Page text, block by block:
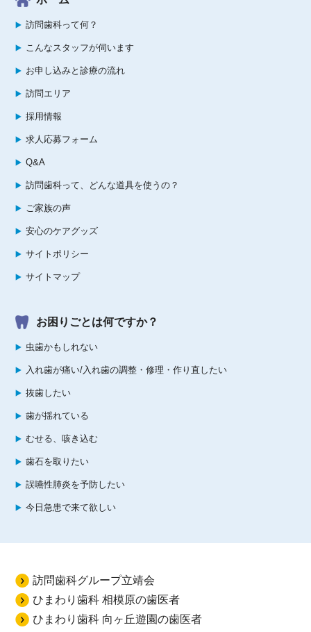
訪問歯科って何？
こんなスタッフが伺います
お申し込みと診療の流れ
訪問エリア
採用情報
求人応募フォーム
Q&A
訪問歯科って、どんな道具を使うの？
ご家族の声
安心のケアグッズ
サイトポリシー
サイトマップ
お困りごとは何ですか？
虫歯かもしれない
入れ歯が痛い/入れ歯の調整・修理・作り直したい
抜歯したい
歯が揺れている
むせる、咳き込む
歯石を取りたい
誤嚥性肺炎を予防したい
今日急患で来て欲しい
訪問歯科グループ立靖会
ひまわり歯科 相模原の歯医者
ひまわり歯科 向ヶ丘遊園の歯医者